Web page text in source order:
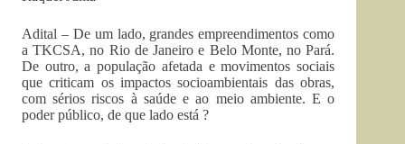
Adital – De um lado, grandes empreendimentos como
a TKCSA, no Rio de Janeiro e Belo Monte, no Pará.
De outro, a população afetada e movimentos sociais
que criticam os impactos socioambientais das obras,
com sérios riscos à saúde e ao meio ambiente. E o
poder público, de que lado está ?